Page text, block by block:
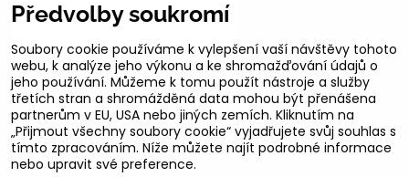
Odeslat
Předvolby soukromí
Soubory cookie používáme k vylepšení vaší návštěvy tohoto
webu, k analýze jeho výkonu a ke shromažďování údajů o
jeho používání. Můžeme k tomu použít nástroje a služby
třetích stran a shromážděná data mohou být přenášena
partnerům v EU, USA nebo jiných zemích. Kliknutím na
„Přijmout všechny soubory cookie“ vyjadřujete svůj souhlas s
tímto zpracováním. Níže můžete najít podrobné informace
nebo upravit své preference.